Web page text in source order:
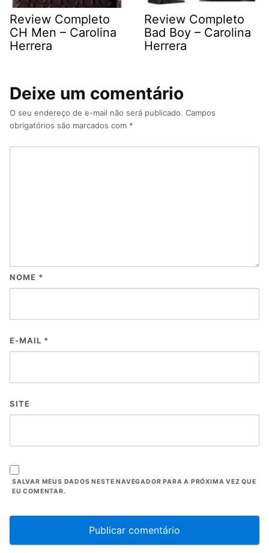
Review Completo
CH Men – Carolina
Herrera
Review Completo
Bad Boy – Carolina
Herrera
Deixe um comentário
O seu endereço de e-mail não será publicado. Campos
obrigatórios são marcados com *
NOME *
E-MAIL *
SITE
SALVAR MEUS DADOS NESTE NAVEGADOR PARA A PRÓXIMA VEZ QUE
EU COMENTAR.